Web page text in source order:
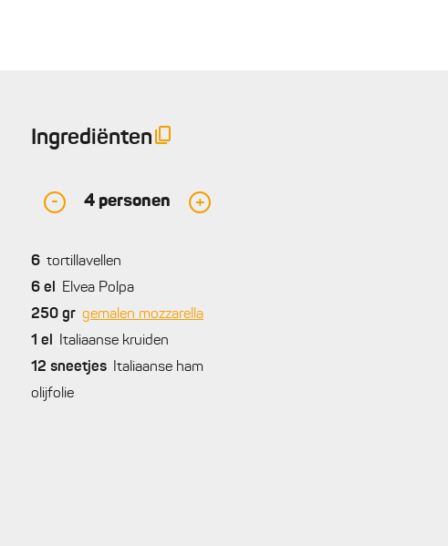
Ingrediënten
- 4 personen +
6 tortillavellen
6 el
Elvea Polpa
250 gr gemalen mozzarella
1 el
Italiaanse kruiden
12 sneetjes
Italiaanse ham
olijfolie